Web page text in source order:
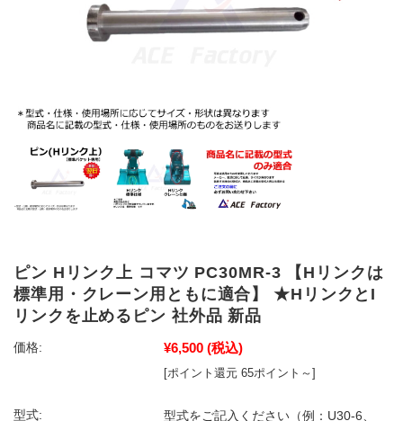
ピン Hリンク上 コマツ PC30MR-3 【Hリンクは
標準用・クレーン用ともに適合】 ★HリンクとI
リンクを止めるピン 社外品 新品
価格: ¥6,500 (税込)
[ポイント還元 65ポイント～]
型式: 型式をご記入ください（例：U30-6、